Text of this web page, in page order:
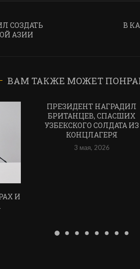
СОЗДАТЬ
АЗИИ
В
ВАМ ТАКЖЕ МОЖЕТ
И
ПРЕЗИДЕНТ НАГРАДИЛ
БРИТАНЦЕВ, СПАСШИХ
УЗБЕКСКОГО СОЛДАТА ИЗ
КОНЦЛАГЕРЯ
3 мая, 2026